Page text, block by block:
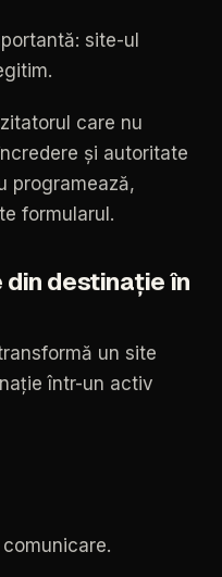
site-ul
care nu
și autoritate
programează,
formularul.
din destinațieîn
un site
într-un activ
comunicare.